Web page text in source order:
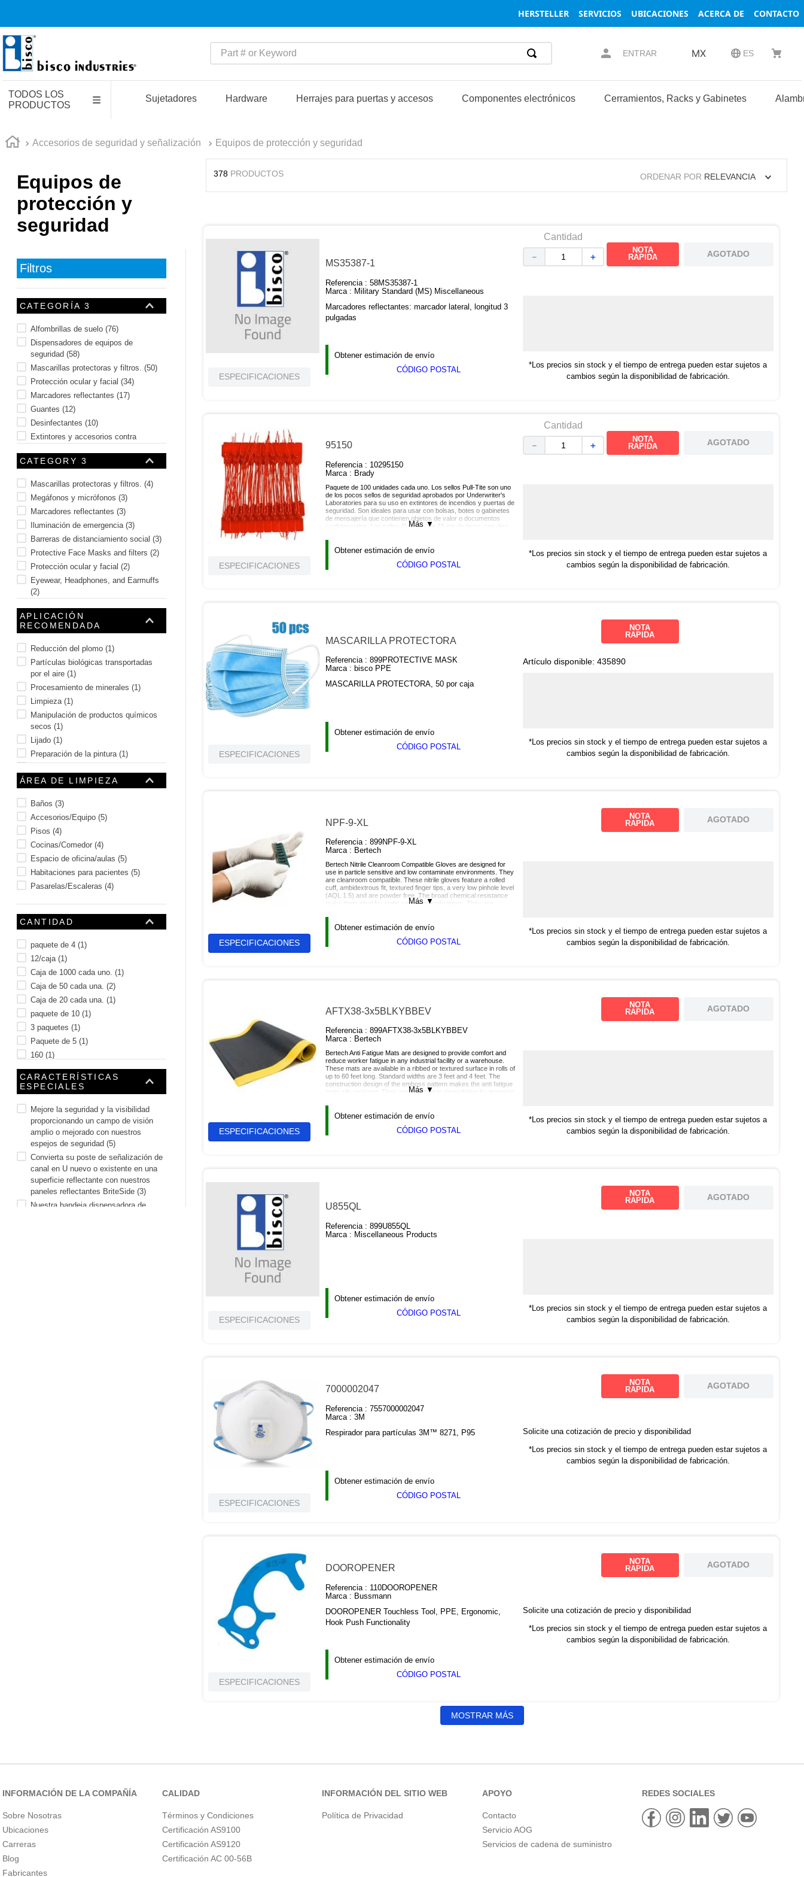
HERSTELLER SERVICIOS UBICACIONES ACERCA DE CONTACTO
Part # or Keyword
ENTRAR MX ES
TODOS LOS
PRODUCTOS
Sujetadores Hardware Herrajes para puertas y accesos Componentes electrónicos Cerramientos, Racks y Gabinetes
Accesorios de seguridad y señalización Equipos de protección y seguridad
Equipos de
protección y
seguridad
Filtros
CATEGORÍA 3
Alfombrillas de suelo (76)
Dispensadores de equipos de
seguridad (58)
Mascarillas protectoras y filtros. (50)
Protección ocular y facial (34)
Marcadores reflectantes (17)
Guantes (12)
Desinfectantes (10)
Extintores y accesorios contra
Gafas, auriculares y orejeras
Mostrar 9 más
CATEGORY 3
Mascarillas protectoras y filtros. (4)
Megáfonos y micrófonos (3)
Marcadores reflectantes (3)
Iluminación de emergencia (3)
Barreras de distanciamiento social (3)
Protective Face Masks and filters (2)
Protección ocular y facial (2)
Eyewear, Headphones, and Earmuffs
(2)
seguridad 2)
Desinfectantes ( 2)
Mostrar 8 más
APLICACIÓN
RECOMENDADA
Reducción del plomo (1)
Partículas biológicas transportadas
por el aire (1)
Procesamiento de minerales (1)
Limpieza (1)
Manipulación de productos químicos
secos (1)
Lijado (1)
Preparación de la pintura (1)
Molienda
1)
Mostrar 7 más
ÁREA DE LIMPIEZA
Baños (3)
Accesorios/Equipo (5)
Pisos (4)
Cocinas/Comedor (4)
Espacio de oficina/aulas (5)
Habitaciones para pacientes (5)
Pasarelas/Escaleras (4)
CANTIDAD
paquete de 4 (1)
12/caja (1)
Caja de 1000 cada uno. (1)
Caja de 50 cada una. (2)
Caja de 20 cada una. (1)
paquete de 10 (1)
3 paquetes (1)
Paquete de 5 (1)
160 (1)
240 (1)
CARACTERÍSTICAS
ESPECIALES
Mejore la seguridad y la visibilidad
proporcionando un campo de visión
amplio o mejorado con nuestros
espejos de seguridad (5)
Convierta su poste de señalización de
canal en U nuevo o existente en una
superficie reflectante con nuestros
paneles reflectantes BriteSide (3)
Nuestra bandeja dispensadora de
COLOR DEL TEMPLO
378 PRODUCTOS ORDENAR POR RELEVANCIA
ESPECIFICACIONES
MS35387-1
Referencia :58MS35387-1
Marca : Military Standard (MS) Miscellaneous
Marcadores reflectantes: marcador lateral, longitud 3
pulgadas
Obtener estimación de envío
CÓDIGO POSTAL
Cantidad
＋
－
NOTA
RAPIDA
AGOTADO
*Los precios sin stock y el tiempo de entrega pueden estar sujetos a
cambios según la disponibilidad de fabricación.
ESPECIFICACIONES
95150
Referencia : 10295150
Marca : Brady
Paquete de 100 unidades cada uno. Los sellos Pull-Tite son uno
de los pocos sellos de seguridad aprobados por Underwriter's
Laboratories para su uso en extintores de incendios y puertas de
seguridad. Son ideales para usar con bolsas, botes o gabinetes
de mensajería que contienen objetos de valor o documentos
confidenciales. Los sellos Pull-Tite, de 15 cm de largo, con diez
«SELLADO, NO SE QUITA».
Más ▼
Obtener estimación de envío
CÓDIGO POSTAL
Cantidad
＋
－
NOTA
RAPIDA
AGOTADO
*Los precios sin stock y el tiempo de entrega pueden estar sujetos a
cambios según la disponibilidad de fabricación.
ESPECIFICACIONES
MASCARILLA PROTECTORA
Referencia :899PROTECTIVE MASK
Marca : bisco PPE
MASCARILLA PROTECTORA, 50 por caja
Obtener estimación de envío
CÓDIGO POSTAL
NOTA
RAPIDA
Artículo disponible: 435890
*Los precios sin stock y el tiempo de entrega pueden estar sujetos a
cambios según la disponibilidad de fabricación.
ESPECIFICACIONES
NPF-9-XL
Referencia :899NPF-9-XL
Marca : Bertech
Bertech Nitrile Cleanroom Compatible Gloves are designed for
use in particle sensitive and low contaminate environments. They
are cleanroom compatible. These nitrile gloves feature a rolled
cuff, ambidextrous fit, textured finger tips, a very low pinhole level
(AQL 1.5) and are powder free. The broad chemical resistance
make them ideal for static sensitive applications. They are
Más ▼
Obtener estimación de envío
CÓDIGO POSTAL
NOTA
RAPIDA
AGOTADO
*Los precios sin stock y el tiempo de entrega pueden estar sujetos a
cambios según la disponibilidad de fabricación.
ESPECIFICACIONES
AFTX38-3x5BLKYBBEV
Referencia :899AFTX38-3x5BLKYBBEV
Marca : Bertech
Bertech Anti Fatigue Mats are designed to provide comfort and
reduce worker fatigue in any industrial facility or a warehouse.
These mats are available in a ribbed or textured surface in rolls of
up to 60 feet long. Standard widths are 3 feet and 4 feet. The
construction design of the emboss pattern makes the anti fatigue
mats slip resistant. They are resistant to degradation by inorganic
Available in black, black with yellow border, and gray colors.
Patterns are ribbed and textured.
Más ▼
Obtener estimación de envío
CÓDIGO POSTAL
NOTA
RAPIDA
AGOTADO
*Los precios sin stock y el tiempo de entrega pueden estar sujetos a
cambios según la disponibilidad de fabricación.
ESPECIFICACIONES
U855QL
Referencia :899U855QL
Marca : Miscellaneous Products
Obtener estimación de envío
CÓDIGO POSTAL
NOTA
RAPIDA
AGOTADO
*Los precios sin stock y el tiempo de entrega pueden estar sujetos a
cambios según la disponibilidad de fabricación.
ESPECIFICACIONES
7000002047
Referencia :7557000002047
Marca :3M
Respirador para partículas 3M™ 8271, P95
Obtener estimación de envío
CÓDIGO POSTAL
NOTA
RAPIDA
AGOTADO
Solicite una cotización de precio y disponibilidad
*Los precios sin stock y el tiempo de entrega pueden estar sujetos a
cambios según la disponibilidad de fabricación.
ESPECIFICACIONES
DOOROPENER
Referencia : 110DOOROPENER
Marca : Bussmann
DOOROPENER Touchless Tool, PPE, Ergonomic,
Hook Push Functionality
Obtener estimación de envío
CÓDIGO POSTAL
NOTA
RAPIDA
AGOTADO
Solicite una cotización de precio y disponibilidad
*Los precios sin stock y el tiempo de entrega pueden estar sujetos a
cambios según la disponibilidad de fabricación.
MOSTRAR MÁS
INFORMACIÓN DE LA COMPAÑÍA
Sobre Nosotras
Ubicaciones
Carreras
Blog
Fabricantes
CALIDAD
Términos y Condiciones
Certificación AS9100
Certificación AS9120
Certificación AC 00-56B
INFORMACIÓN DEL SITIO WEB
Política de Privacidad
APOYO
Contacto
Servicio AOG
Servicios de cadena de suministro
REDES SOCIALES
1.
southco r4
ups
handles unlimited